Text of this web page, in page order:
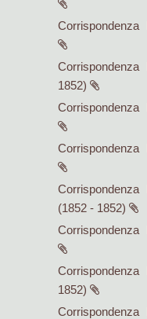
Corrispondenza
Corrispondenza
1852)
Corrispondenza
Corrispondenza
Corrispondenza
(1852 - 1852)
Corrispondenza
Corrispondenza
1852)
Corrispondenza